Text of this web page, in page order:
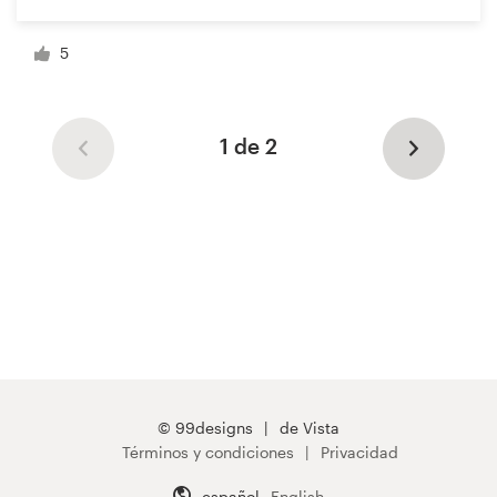
5
1 de 2
© 99designs
de Vista
Términos y condiciones
Privacidad